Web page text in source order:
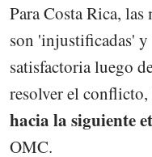
Para Costa Rica,
son 'injustificadas'
satisfactoria luego
resolver el conflicto,
hacia la siguiente
OMC.